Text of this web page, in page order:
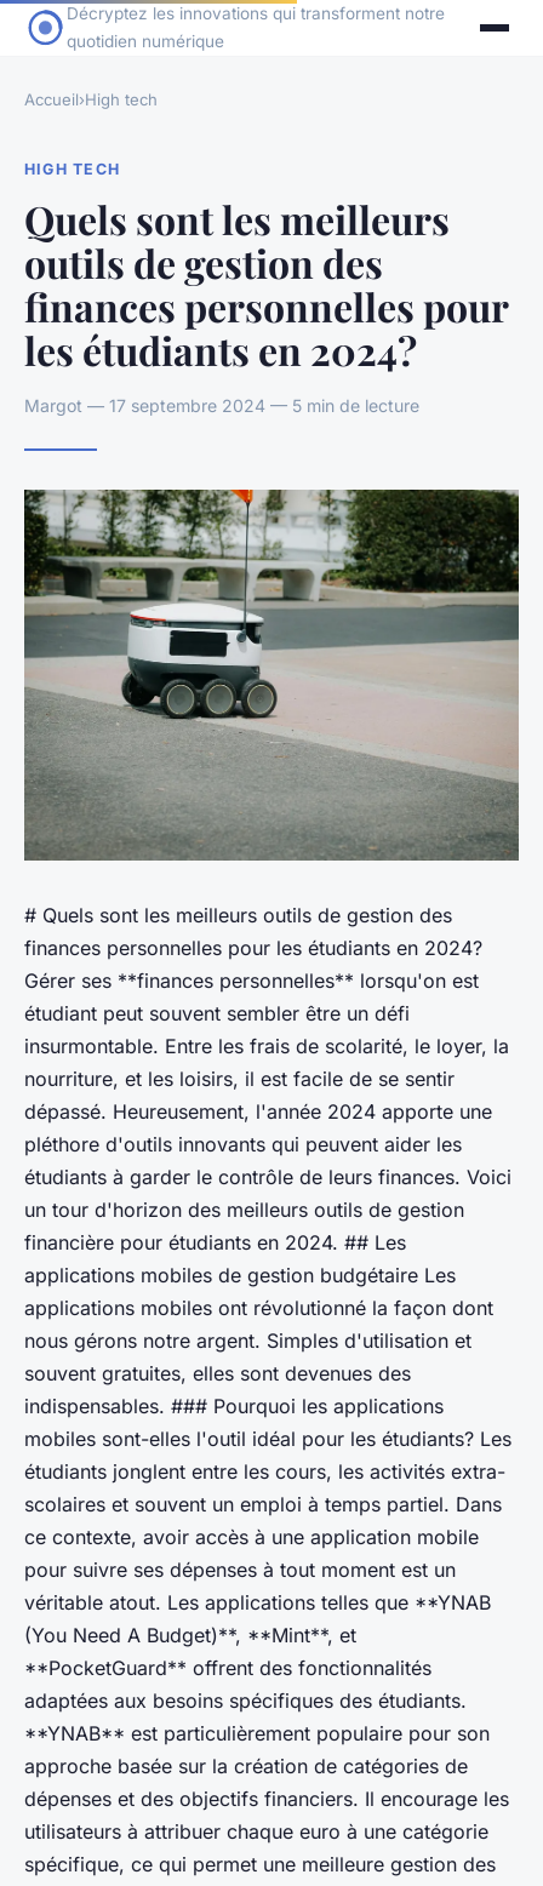
Décryptez les innovations qui transforment notre
quotidien numérique
Accueil›High tech
HIGH TECH
Quels sont les meilleurs
outils de gestion des
finances personnelles pour
les étudiants en 2024?
Margot — 17 septembre 2024 — 5 min de lecture
# Quels sont les meilleurs outils de gestion des
finances personnelles pour les étudiants en 2024?
Gérer ses **finances personnelles** lorsqu'on est
étudiant peut souvent sembler être un défi
insurmontable. Entre les frais de scolarité, le loyer, la
nourriture, et les loisirs, il est facile de se sentir
dépassé. Heureusement, l'année 2024 apporte une
pléthore d'outils innovants qui peuvent aider les
étudiants à garder le contrôle de leurs finances. Voici
un tour d'horizon des meilleurs outils de gestion
financière pour étudiants en 2024. ## Les
applications mobiles de gestion budgétaire Les
applications mobiles ont révolutionné la façon dont
nous gérons notre argent. Simples d'utilisation et
souvent gratuites, elles sont devenues des
indispensables. ### Pourquoi les applications
mobiles sont-elles l'outil idéal pour les étudiants? Les
étudiants jonglent entre les cours, les activités extra-
scolaires et souvent un emploi à temps partiel. Dans
ce contexte, avoir accès à une application mobile
pour suivre ses dépenses à tout moment est un
véritable atout. Les applications telles que **YNAB
(You Need A Budget)**, **Mint**, et
**PocketGuard** offrent des fonctionnalités
adaptées aux besoins spécifiques des étudiants.
**YNAB** est particulièrement populaire pour son
approche basée sur la création de catégories de
dépenses et des objectifs financiers. Il encourage les
utilisateurs à attribuer chaque euro à une catégorie
spécifique, ce qui permet une meilleure gestion des